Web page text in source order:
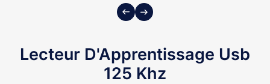
Previous
Next
Lecteur D'Apprentissage Usb
125 Khz